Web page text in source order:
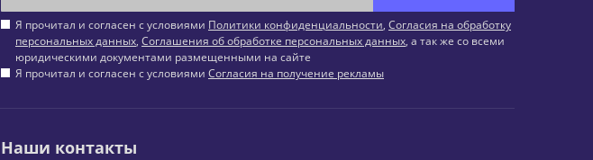
Я прочитал и согласен с условиями Политики конфиденциальности, Согласия на обработку
персональных данных, Соглашения об обработке персональных данных, а так же со всеми
юридическими документами размещенными на сайте
Я прочитал и согласен с условиями Согласия на получение рекламы
Наши контакты